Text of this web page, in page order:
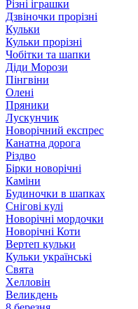
Різні іграшки
Дзвіночки прорізні
Кульки
Кульки прорізні
Чобітки та шапки
Діди Морози
Пінгвіни
Олені
Пряники
Лускунчик
Новорічний експрес
Канатна дорога
Різдво
Бірки новорічні
Каміни
Будиночки в шапках
Снігові кулі
Новорічні мордочки
Новорічні Коти
Вертеп кульки
Кульки українські
Свята
Хелловін
Великдень